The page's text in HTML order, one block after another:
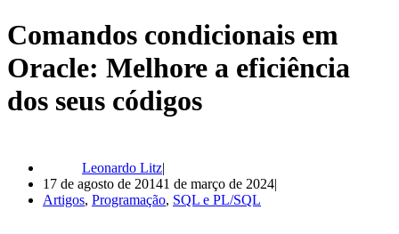
Comandos condicionais em
Oracle: Melhore a eficiência
dos seus códigos
Leonardo Litz
17 de agosto de 20141 de março de 2024
Artigos, Programação, SQL e PL/SQL